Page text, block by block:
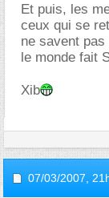
Et puis, les
ceux qui se
ne savent
le monde fait
Xib
07/03/2007,